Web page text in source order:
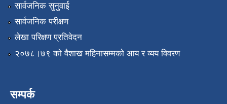
सार्वजनिक सुनुवाई
सार्वजनिक परीक्षण
लेखा परिक्षण प्रतिवेदन
२०७८।७९ को वैशाख महिनासम्मको आय र व्यय विवरण
सम्पर्क